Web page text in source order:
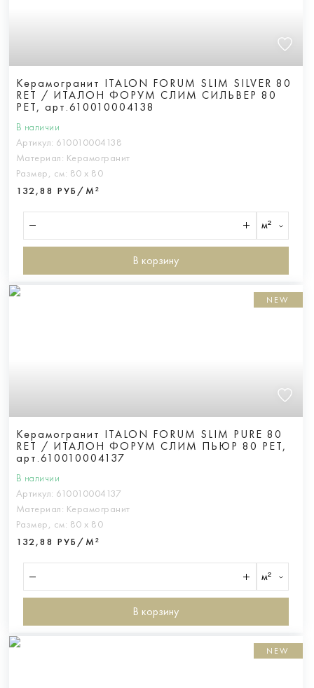
Керамогранит ITALON FORUM SLIM SILVER 80
RET / ИТАЛОН ФОРУМ СЛИМ СИЛЬВЕР 80
РЕТ, арт.610010004138
В наличии
Артикул: 610010004138
Материал: Керамогранит
Размер, см: 80 х 80
132,88 РУБ/М²
м²
В корзину
NEW
Керамогранит ITALON FORUM SLIM PURE 80
RET / ИТАЛОН ФОРУМ СЛИМ ПЬЮР 80 РЕТ,
арт.610010004137
В наличии
Артикул: 610010004137
Материал: Керамогранит
Размер, см: 80 х 80
132,88 РУБ/М²
м²
В корзину
NEW